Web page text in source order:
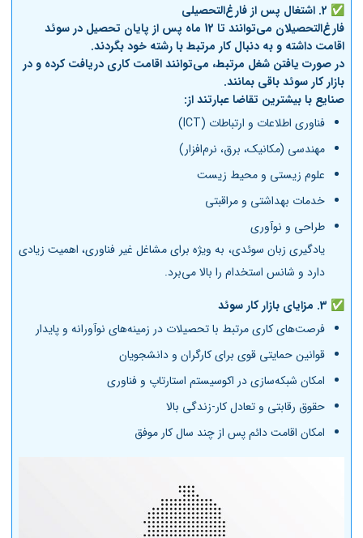
✅ 2.
اشتغال پس از فارغ‌التحصیلی
فارغ‌التحصیلان می‌توانند تا 12 ماه پس از پایان تحصیل در سوئد
اقامت داشته و به دنبال کار مرتبط با رشته خود بگردند.
در صورت یافتن شغل مرتبط، می‌توانند اقامت کاری دریافت کرده و در
بازار کار سوئد باقی بمانند.
صنایع با بیشترین تقاضا عبارتند از:
فناوری اطلاعات و ارتباطات (ICT)
مهندسی (مکانیک، برق، نرم‌افزار)
علوم زیستی و محیط زیست
خدمات بهداشتی و مراقبتی
طراحی و نوآوری
یادگیری زبان سوئدی، به ویژه برای مشاغل غیر فناوری، اهمیت زیادی
دارد و شانس استخدام را بالا می‌برد.
✅ 3.
مزایای بازار کار سوئد
فرصت‌های کاری مرتبط با تحصیلات در زمینه‌های نوآورانه و پایدار
قوانین حمایتی قوی برای کارگران و دانشجویان
امکان شبکه‌سازی در اکوسیستم استارتاپ و فناوری
حقوق رقابتی و تعادل کار-زندگی بالا
امکان اقامت دائم پس از چند سال کار موفق